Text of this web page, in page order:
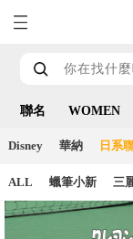
聯名 WOMEN
Disney 華納 日系
ALL 蠟筆小新 三